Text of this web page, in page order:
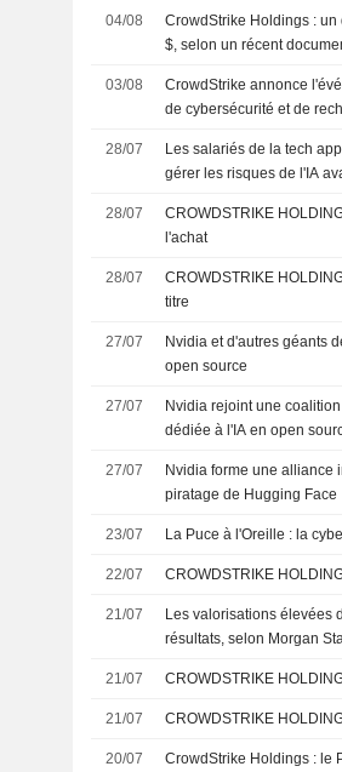
04/08
CrowdStrike Holdings :
$, selon un récent
03/08
CrowdStrike annonce
de cybersécurité et de
28/07
Les salariés de la tech
gérer les risques de l'IA
28/07
CROWDSTRIKE HOLDINGS, INC. : Loop Capital maintient
l'achat
28/07
CROWDSTRIKE HOLDINGS, INC. : Loop Capital réitère son
titre
27/07
Nvidia et d'autres géants
open source
27/07
Nvidia rejoint une
dédiée à l'IA en open
27/07
Nvidia forme une alliance
piratage de Hugging Face
23/07 La Puce à l'Oreille : la
22/07
21/07
Les valorisations élevées
résultats, selon Morgan
21/07
21/07
20/07
CrowdStrike Holdings : le